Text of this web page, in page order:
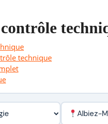
technique
Albiez-